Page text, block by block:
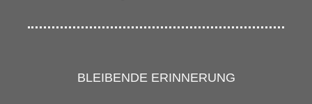
BLEIBENDE ERINNERUNG